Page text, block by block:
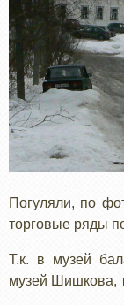
Погуляли, по
торговые ряды
Т.к. в музей
музей Шишкова,